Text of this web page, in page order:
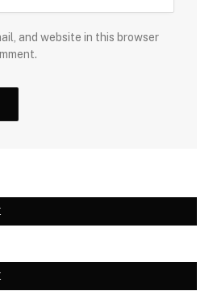
and website in this browser